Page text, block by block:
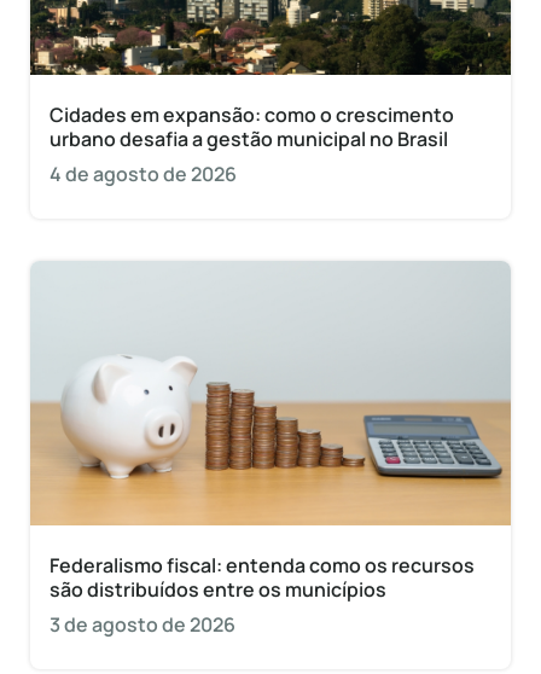
Cidades em expansão: como o crescimento
urbano desafia a gestão municipal no Brasil
4 de agosto de 2026
Federalismo fiscal: entenda como os recursos
são distribuídos entre os municípios
3 de agosto de 2026